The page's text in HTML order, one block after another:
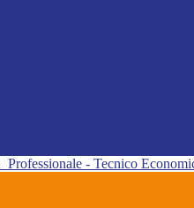
Professionale - Tecnico